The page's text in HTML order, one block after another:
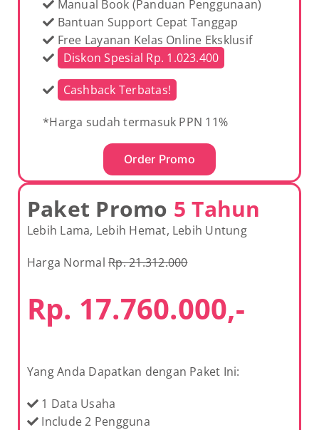
Manual Book (Panduan Penggunaan)
Bantuan Support Cepat Tanggap
Free Layanan Kelas Online Eksklusif
Diskon Spesial Rp. 1.023.400
Cashback Terbatas!
*Harga sudah termasuk PPN 11%
Order Promo
Paket Promo 5 Tahun
Lebih Lama, Lebih Hemat, Lebih Untung
Harga NormalRp. 21.312.000
Rp. 17.760.000,-
Yang Anda Dapatkan dengan Paket Ini:
1 Data Usaha
Include 2 Pengguna